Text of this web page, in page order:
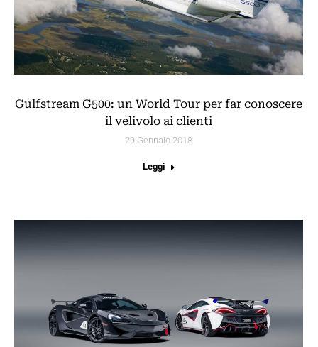
Gulfstream G500: un World Tour per far conoscere
il velivolo ai clienti
29 Gennaio 2018
Leggi